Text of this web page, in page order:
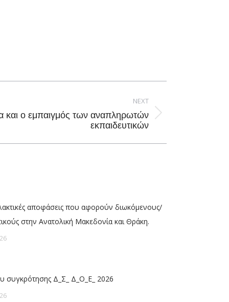
NEXT
και ο εμπαιγμός των αναπληρωτών
εκπαιδευτικών
αποφάσεις που αφορούν διωκόμενους/
στην Ανατολική Μακεδονία και Θράκη.
συγκρότησης Δ_Σ_ Δ_Ο_Ε_ 2026